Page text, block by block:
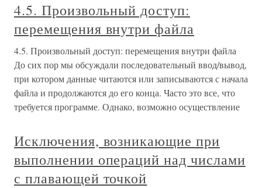
4.5. Произвольный доступ:
перемещения внутри файла
4.5. Произвольный доступ: перемещения внутри файла
До сих пор мы обсуждали последовательный ввод/вывод,
при котором данные читаются или записываются с начала
файла и продолжаются до его конца. Часто это все, что
требуется программе. Однако, возможно осуществление
Исключения, возникающие при
выполнении операций над числами
с плавающей точкой